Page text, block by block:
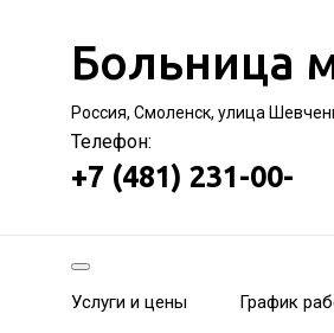
Больница
Россия, Смоленск, улица
Телефон:
+7 (481) 231-00-
Услуги и цены График